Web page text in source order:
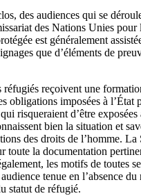
des audiences qui se
des Nations Unies pour
est généralement
que d’éléments de
reçoivent une
obligations imposées à l’État
risqueraient d’être exposées
bien la situation et
des droits de l’homme. La
toute la documentation
les motifs de toutes
tenue en l’absence
statut de réfugié.